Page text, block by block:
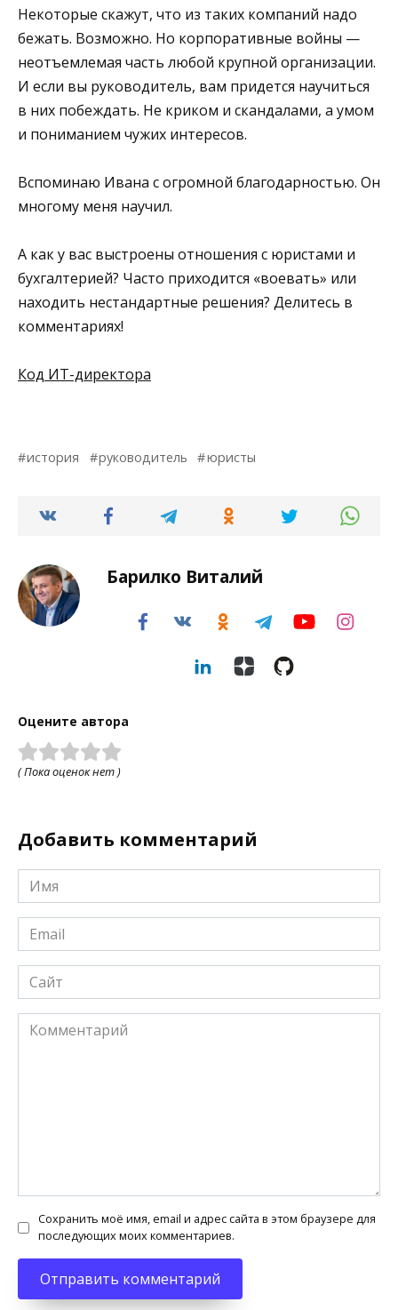
Некоторые скажут, что из таких компаний надо
бежать. Возможно. Но корпоративные войны —
неотъемлемая часть любой крупной организации.
И если вы руководитель, вам придется научиться
в них побеждать. Не криком и скандалами, а умом
и пониманием чужих интересов.
Вспоминаю Ивана с огромной благодарностью. Он
многому меня научил.
А как у вас выстроены отношения с юристами и
бухгалтерией? Часто приходится «воевать» или
находить нестандартные решения? Делитесь в
комментариях!
Код ИТ-директора
история руководитель юристы
Барилко Виталий
Оцените автора
( Пока оценок нет )
Добавить комментарий
Имя
*
Email
*
Сайт
Комментарий
Сохранить моё имя, email и адрес сайта в этом браузере для
последующих моих комментариев.